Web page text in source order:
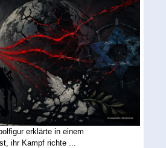
erklärte in einem
ihr Kampf richte ...